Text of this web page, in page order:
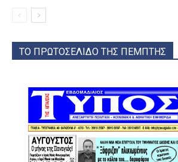
ΤΟ ΠΡΩΤΟΣΕΛΙΔΟ ΤΗΣ ΠΕΜΠΤΗΣ